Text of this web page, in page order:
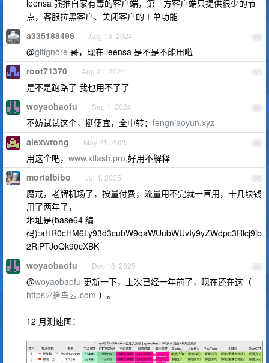
leensa 强推自家有毒的客户端，第三方客户端只提供很少的节
点，客服拉黑客户、关闭客户的工单功能
93
a335188496 Aug 16, 2024
@gitignore 哥，现在 leensa 是不是不能用啦
94
root71370 Aug 21, 2024
是不是跑路了 我也用不了了
95
woyaobaofu Sep 1, 2024
不妨试试这个，挺便宜，全中转： fengniaoyun.xyz
96
alexwrong May 21, 2025
用这个吧， www.xflash.pro,好用不解释
97
mortalbibo Jul 4, 2025
魔戒，老牌机场了，按量付费，流量用不完就一直用，十几块钱
用了两年了，
地址是(base64 编
码):aHR0cHM6Ly93d3cubW9qaWUubWUvIy9yZWdpc3Rlcj9jb
2RlPTJoQk90cXBK
98
woyaobaofu Dec 16, 2025
@woyaobaofu 更新一下，上次已经一年前了，现在还在这（
https://蜂鸟云.com ）。
12 月测速图：